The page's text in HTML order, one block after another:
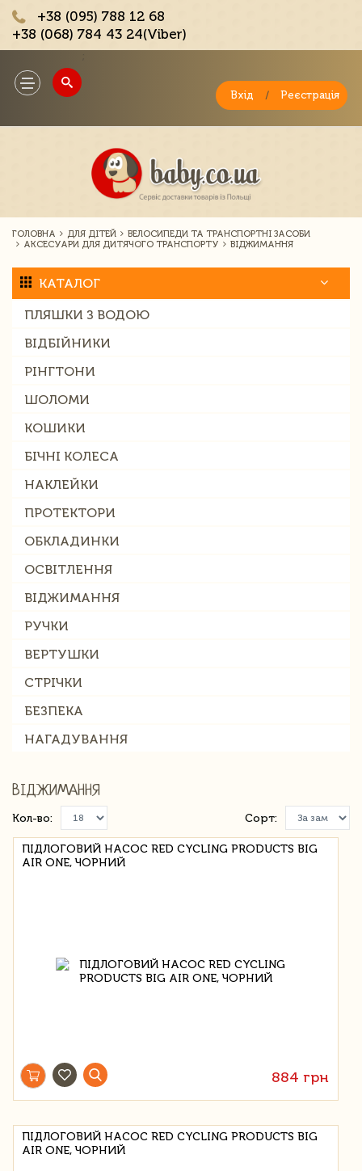
+38 (095) 788 12 68
+38 (068) 784 43 24(Viber)
Toggle
navigation
Вхід / Реєстрація
ГОЛОВНА ДЛЯ ДІТЕЙ
ВЕЛОСИПЕДИ ТА ТРАНСПОРТНІ ЗАСОБИ
АКСЕСУАРИ ДЛЯ ДИТЯЧОГО ТРАНСПОРТУ
ВІДЖИМАННЯ
КАТАЛОГ
ПЛЯШКИ З ВОДОЮ
ВІДБІЙНИКИ
РІНГТОНИ
ШОЛОМИ
КОШИКИ
БІЧНІ КОЛЕСА
НАКЛЕЙКИ
ПРОТЕКТОРИ
ОБКЛАДИНКИ
ОСВІТЛЕННЯ
ВІДЖИМАННЯ
РУЧКИ
ВЕРТУШКИ
СТРІЧКИ
БЕЗПЕКА
НАГАДУВАННЯ
ВІДЖИМАННЯ
Кол-во: Сорт:
ПІДЛОГОВИЙ НАСОС RED CYCLING PRODUCTS BIG
AIR ONE, ЧОРНИЙ
884 грн
ПІДЛОГОВИЙ НАСОС RED CYCLING PRODUCTS BIG
AIR ONE, ЧОРНИЙ